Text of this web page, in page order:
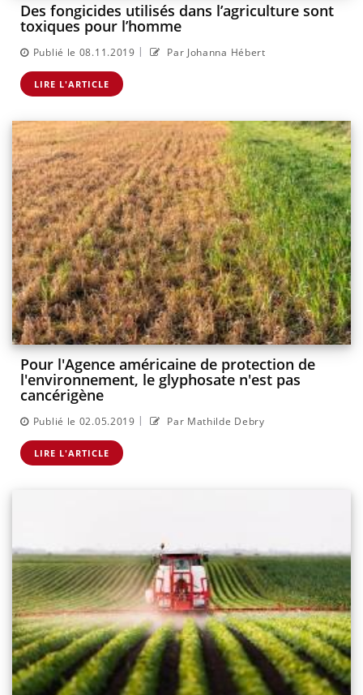
Des fongicides utilisés dans l’agriculture sont
toxiques pour l’homme
Publié le 08.11.2019 | Par Johanna Hébert
LIRE L'ARTICLE
Pour l'Agence américaine de protection de
l'environnement, le glyphosate n'est pas
cancérigène
Publié le 02.05.2019 | Par Mathilde Debry
LIRE L'ARTICLE